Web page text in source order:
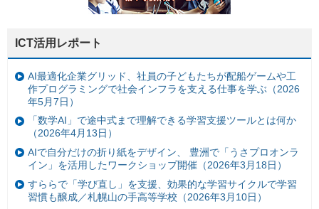
ICT活用レポート
AI最適化企業グリッド、社員の子どもたちが配船ゲームや工
作プログラミングで社会インフラを支える仕事を学ぶ（2026
年5月7日）
「数学AI」で途中式まで理解できる学習支援ツールとは何か
（2026年4月13日）
AIで自分だけの折り紙をデザイン、 豊洲で「うさプロオンラ
イン」を活用したワークショップ開催（2026年3月18日）
すららで「学び直し」を支援、効果的な学習サイクルで学習
習慣も醸成／札幌山の手高等学校（2026年3月10日）